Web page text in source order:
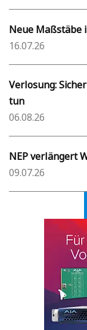
Neue Maßstäbe
16.07.26
Verlosung:
tun
06.08.26
NEP verlängert
09.07.26